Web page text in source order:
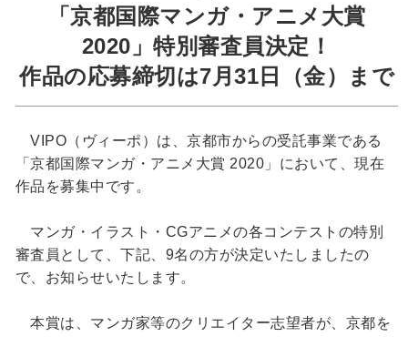
「京都国際マンガ・アニメ大賞
2020」特別審査員決定！
作品の応募締切は7月31日（金）まで
VIPO（ヴィーポ）は、京都市からの受託事業である
「京都国際マンガ・アニメ大賞 2020」において、現在
作品を募集中です。
マンガ・イラスト・CGアニメの各コンテストの特別
審査員として、下記、9名の方が決定いたしましたの
で、お知らせいたします。
本賞は、マンガ家等のクリエイター志望者が、京都を